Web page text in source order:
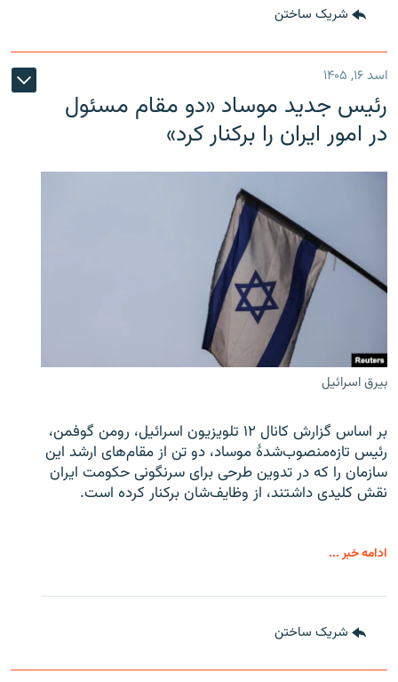
شریک ساختن
اسد ۱۶, ۱۴۰۵
رئیس جدید موساد «دو مقام مسئول
در امور ایران را برکنار کرد»
بیرق اسرائیل
بر اساس گزارش کانال ۱۲ تلویزیون اسرائیل، رومن گوفمن،
رئیس تازه‌منصوب‌شدۀ موساد، دو تن از مقام‌های ارشد این
سازمان را که در تدوین طرحی برای سرنگونی حکومت ایران
نقش کلیدی داشتند، از وظایف‌شان برکنار کرده است.
ادامه خبر ...
شریک ساختن